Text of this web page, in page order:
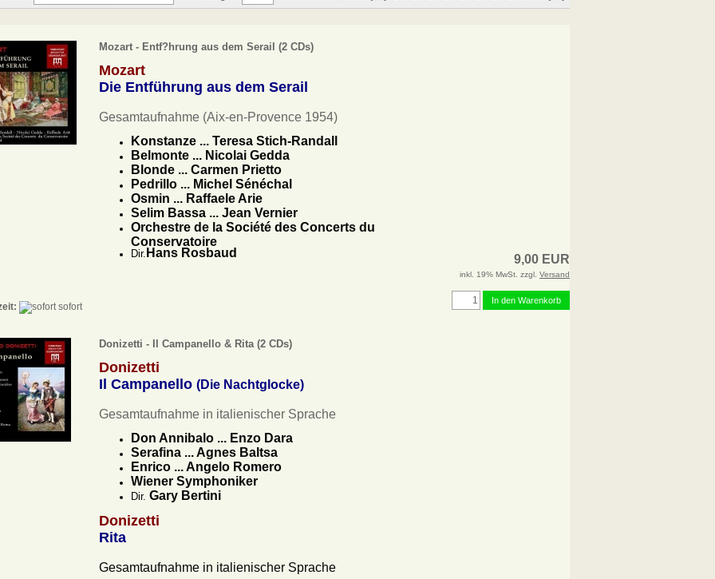
Mozart - Entf?hrung aus dem Serail (2 CDs)
Mozart
Die Entführung aus dem Serail
Gesamtaufnahme (Aix-en-Provence 1954)
Konstanze ... Teresa Stich-Randall
Belmonte ... Nicolai Gedda
Blonde ... Carmen Prietto
Pedrillo ... Michel Sénéchal
Osmin ... Raffaele Arie
Selim Bassa ... Jean Vernier
Orchestre de la Société des Concerts du
Conservatoire
Dir. Hans Rosbaud 9,00 EUR
inkl. 19% MwSt. zzgl. Versand
sofort
In den Warenkorb
Donizetti - Il Campanello & Rita (2 CDs)
Donizetti
Il Campanello (Die Nachtglocke)
Gesamtaufnahme in italienischer Sprache
Don Annibalo ... Enzo Dara
Serafina ... Agnes Baltsa
Enrico ... Angelo Romero
Wiener Symphoniker
Dir. Gary Bertini
Donizetti
Rita
Gesamtaufnahme in italienischer Sprache